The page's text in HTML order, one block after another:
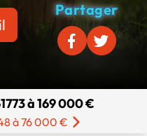
Partager
à 169 000 €
à 76 000 €